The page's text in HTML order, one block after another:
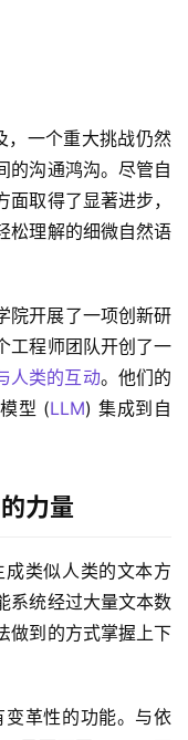
，一个重大挑战仍然
的沟通鸿沟。尽管自
取得了显著进步，
松理解的细微自然语
院开展了一项创新研
工程师团队开创了一
人类的互动。他们的
型 (LLM) 集成到自
力量
类似人类的文本方
系统经过大量文本数
做到的方式掌握上下
革性的功能。与依